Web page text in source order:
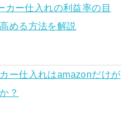
カー仕入れの利益率の目
める方法を解説
カー仕入れはamazonだけが
？